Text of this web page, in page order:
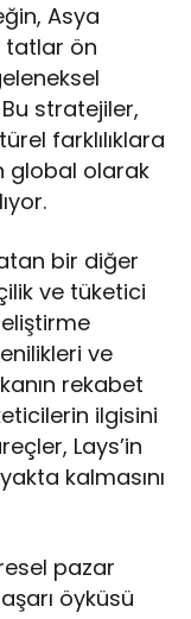
Asya
tatlar ön
stratejiler,
farklılıklara
global olarak
bir diğer
ve tüketici
ve
rekabet
ilgisini
Lays’in
kalmasını
pazar
öyküsü